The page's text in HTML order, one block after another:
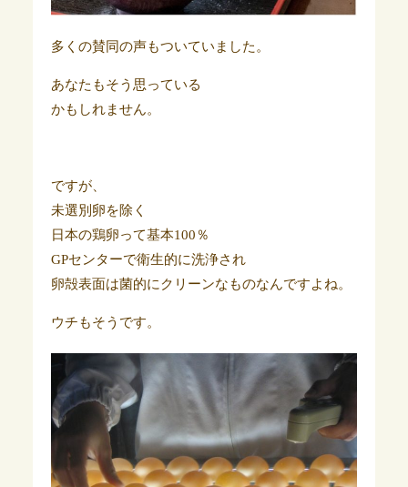
多くの賛同の声もついていました。
あなたもそう思っている
かもしれません。
ですが、
未選別卵を除く
日本の鶏卵って基本100％
GPセンターで衛生的に洗浄され
卵殻表面は菌的にクリーンなものなんですよね。
ウチもそうです。